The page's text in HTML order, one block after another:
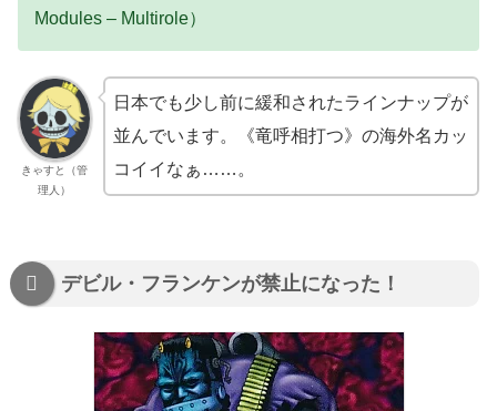
Modules – Multirole）
きゃすと（管
理人）
日本でも少し前に緩和されたラインナップが
並んでいます。《竜呼相打つ》の海外名カッ
コイイなぁ……。
デビル・フランケンが禁止になった！